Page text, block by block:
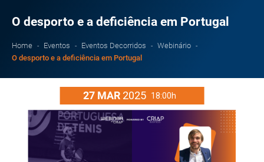
O desporto e a deficiência em Portugal
Home Eventos Eventos Decorridos
Webinário
O desporto e a deficiência em Portugal
27 MAR 2025 18:00h